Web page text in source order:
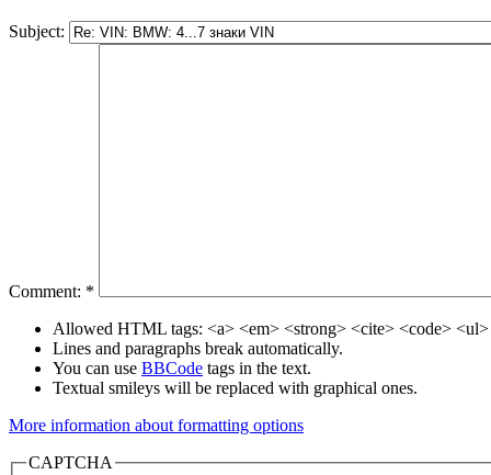
Subject:
Comment: *
Allowed HTML tags: <a> <em> <strong> <cite> <code>
Lines and paragraphs break automatically.
You can use BBCode tags in the text.
Textual smileys will be replaced with graphical ones.
More information about formatting options
CAPTCHA